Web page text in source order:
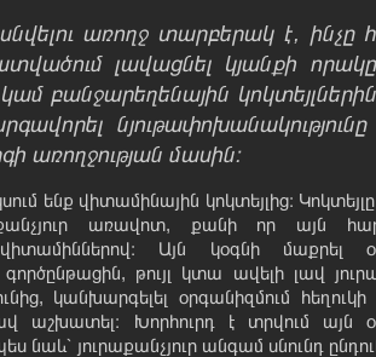
առողջ տարբերակ է, ինչը
լավացնել կյանքի
բանջարեղենային
առողջության մասին։
ենք վիտամինային կոկտեյլից։
առավոտ, քանի որ այն
Այն կօգնի մաքրել
թույլ կտա ավելի լավ
կանխարգելել օրգանիզմում հեղուկի
աշխատել։ Խորհուրդ է տրվում այն
նաև՝ յուրաքանչյուր անգամ սնունդ